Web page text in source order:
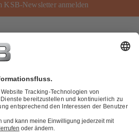
KSB-Newsletter anmelden